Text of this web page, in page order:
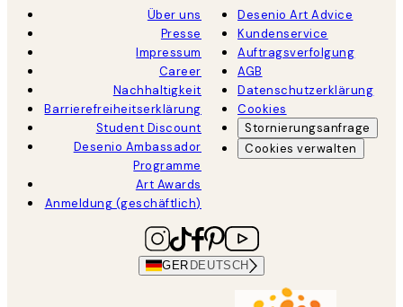
Über uns
Presse
Impressum
Career
Nachhaltigkeit
Barrierefreiheitserklärung
Student Discount
Desenio Ambassador
Programme
Art Awards
Anmeldung (geschäftlich)
Desenio Art Advice
Kundenservice
Auftragsverfolgung
AGB
Datenschutzerklärung
Cookies
Stornierungsanfrage
Cookies verwalten
GER DEUTSCH